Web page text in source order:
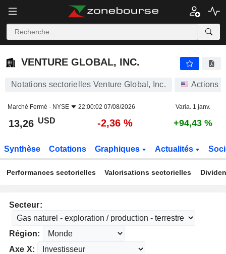
VENTURE GLOBAL, INC.
VENTURE GLOBAL, INC.
Notations sectorielles Venture Global, Inc. Actions
Marché Fermé - NYSE 22:00:02 07/08/2026 Varia. 1 janv.
13,26 USD -2,36 % +94,43 %
Synthèse Cotations Graphiques Actualités
Performances sectorielles Valorisations sectorielles
Secteur:
Région:
Axe X: